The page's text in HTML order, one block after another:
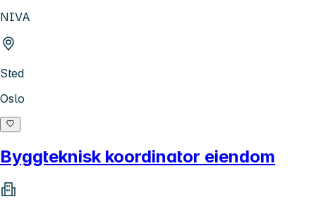
NIVA
Sted
Oslo
Byggteknisk koordinator eiendom